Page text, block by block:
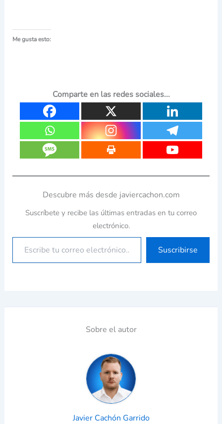
Me gusta esto:
Comparte en las redes sociales...
Descubre más desde javiercachon.com
Suscríbete y recibe las últimas entradas en tu correo
electrónico.
Suscribirse
Sobre el autor
Javier Cachón Garrido